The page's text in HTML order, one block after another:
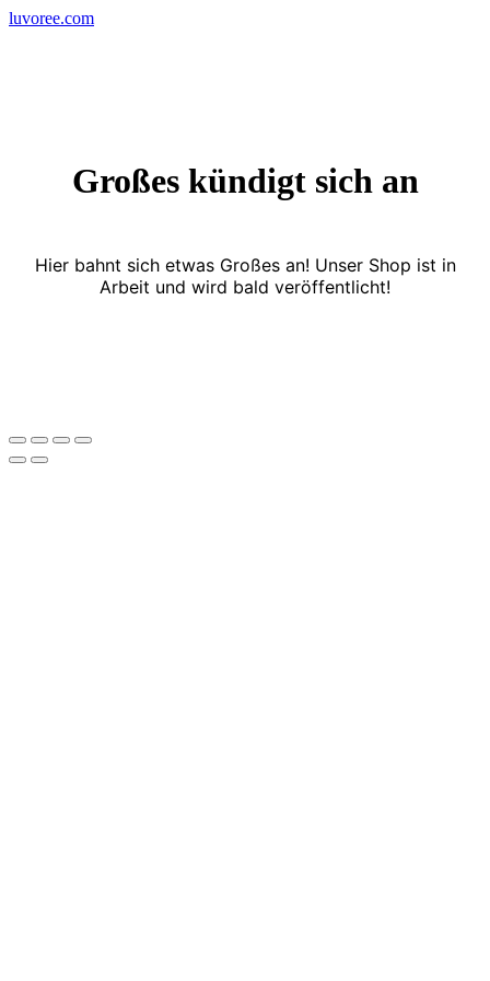
Skip
luvoree.com
Großes kündigt sich an
Hier bahnt sich etwas Großes an! Unser Shop ist in
Arbeit und wird bald veröffentlicht!